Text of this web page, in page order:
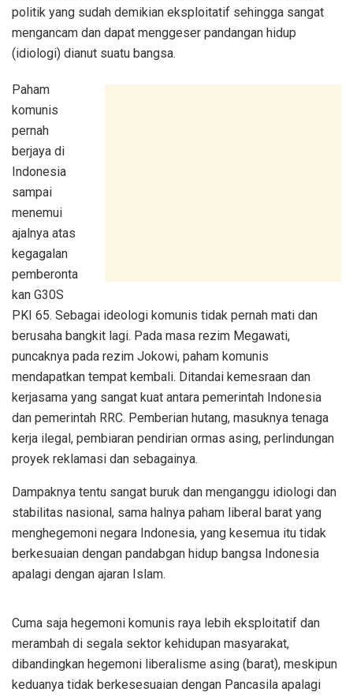
politik yang sudah demikian eksploitatif sehingga sangat
mengancam dan dapat menggeser pandangan hidup
(idiologi) dianut suatu bangsa.
Paham
komunis
pernah
berjaya di
Indonesia
sampai
menemui
ajalnya atas
kegagalan
pemberonta
kan G30S
PKI 65. Sebagai ideologi komunis tidak pernah mati dan
berusaha bangkit lagi. Pada masa rezim Megawati,
puncaknya pada rezim Jokowi, paham komunis
mendapatkan tempat kembali. Ditandai kemesraan dan
kerjasama yang sangat kuat antara pemerintah Indonesia
dan pemerintah RRC. Pemberian hutang, masuknya tenaga
kerja ilegal, pembiaran pendirian ormas asing, perlindungan
proyek reklamasi dan sebagainya.
Dampaknya tentu sangat buruk dan menganggu idiologi dan
stabilitas nasional, sama halnya paham liberal barat yang
menghegemoni negara Indonesia, yang kesemua itu tidak
berkesuaian dengan pandabgan hidup bangsa Indonesia
apalagi dengan ajaran Islam.
Cuma saja hegemoni komunis raya lebih eksploitatif dan
merambah di segala sektor kehidupan masyarakat,
dibandingkan hegemoni liberalisme asing (barat), meskipun
keduanya tidak berkesesuaian dengan Pancasila apalagi